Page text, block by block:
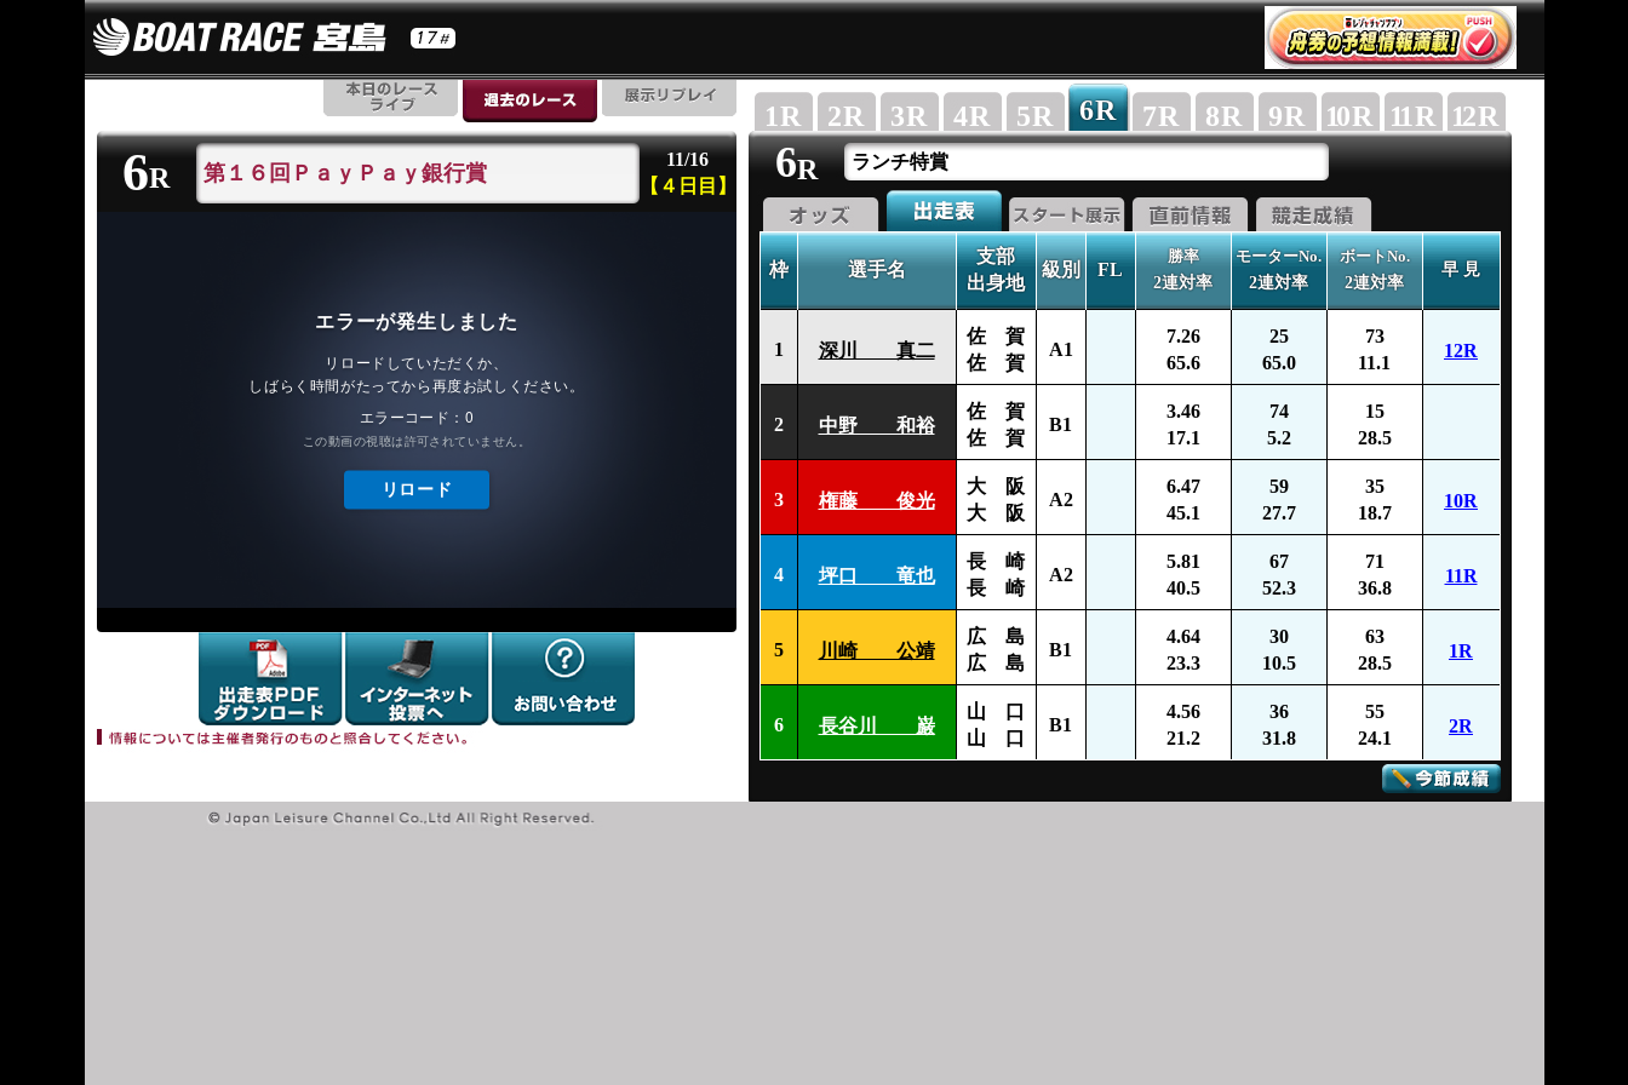
6 R 第１６回ＰａｙＰａｙ銀行賞
11/16
【４日目】
1R 2R 3R 4R 5R 6R 7R 8R 9R 10R 11R 12R
6R ランチ特賞
枠 選手名
支部
出身地
級別 FL
勝率
2連対率
モーターNo.
2連対率
ボートNo.
2連対率
早 見
1 深川 真二
佐 賀
佐 賀
A1
7.26
65.6
25
65.0
73
11.1
12R
2 中野 和裕
佐 賀
佐 賀
B1
3.46
17.1
74
5.2
15
28.5
3 権藤 俊光
大 阪
大 阪
A2
6.47
45.1
59
27.7
35
18.7
10R
4 坪口 竜也
長 崎
長 崎
A2
5.81
40.5
67
52.3
71
36.8
11R
5 川崎 公靖
広 島
広 島
B1
4.64
23.3
30
10.5
63
28.5
1R
6 長谷川 巌
山 口
山 口
B1
4.56
21.2
36
31.8
55
24.1
2R